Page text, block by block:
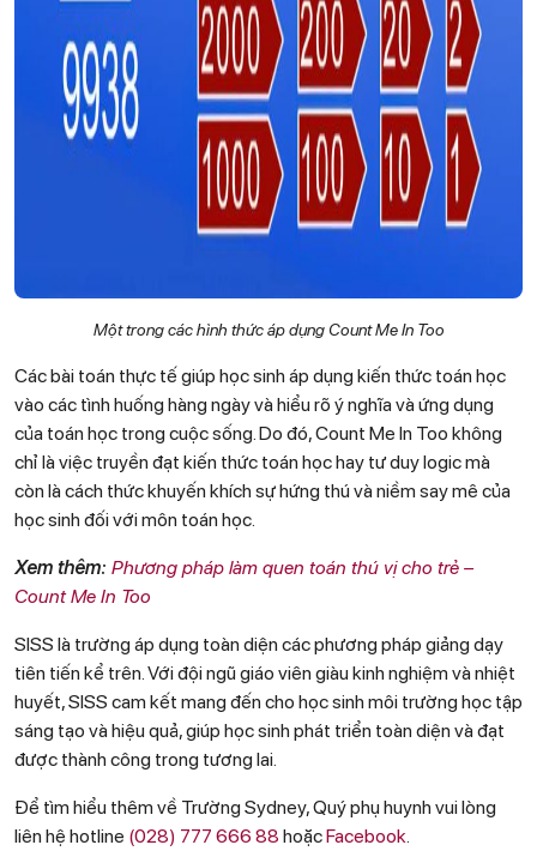
Một trong các hình thức áp dụng Count Me In Too
Các bài toán thực tế giúp học sinh áp dụng kiến thức toán học
vào các tình huống hàng ngày và hiểu rõ ý nghĩa và ứng dụng
của toán học trong cuộc sống. Do đó, Count Me In Too không
chỉ là việc truyền đạt kiến thức toán học hay tư duy logic mà
còn là cách thức khuyến khích sự hứng thú và niềm say mê của
học sinh đối với môn toán học.
Xem thêm: Phương pháp làm quen toán thú vị cho trẻ –
Count Me In Too
SISS là trường áp dụng toàn diện các phương pháp giảng dạy
tiên tiến kể trên. Với đội ngũ giáo viên giàu kinh nghiệm và nhiệt
huyết, SISS cam kết mang đến cho học sinh môi trường học tập
sáng tạo và hiệu quả, giúp học sinh phát triển toàn diện và đạt
được thành công trong tương lai.
Để tìm hiểu thêm về Trường Sydney, Quý phụ huynh vui lòng
liên hệ hotline (028) 777 666 88 hoặcFacebook.